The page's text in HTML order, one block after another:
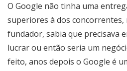
O Google não tinha uma
superiores à dos concorrentes,
fundador, sabia que precisava
lucrar ou então seria um
feito, anos depois o Google é